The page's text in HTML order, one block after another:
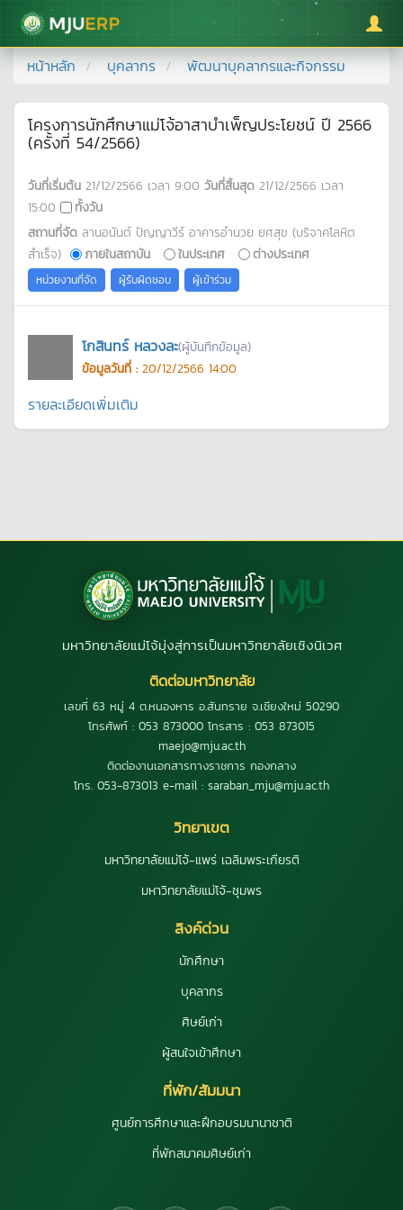
มหาวิทยาลัยแม่โจ้
หน้าหลัก บุคลากร พัฒนาบุคลากรและกิจกรรม
โครงการนักศึกษาแม่โจ้อาสาบำเพ็ญประโยชน์ ปี 2566
(ครั้งที่ 54/2566)
วันที่เริ่มต้น 21/12/2566 เวลา 9:00 วันที่สิ้นสุด 21/12/2566 เวลา
15:00
ทั้งวัน
สถานที่จัด ลานอนันต์ ปัญญาวีร์ อาคารอำนวย ยศสุข (บริจาคโลหิต
สำเร็จ)
ภายในสถาบัน ในประเทศ ต่างประเทศ
หน่วยงานที่จัด ผู้รับผิดชอบ ผู้เข้าร่วม
โกสินทร์ หลวงละ(ผู้บันทึกข้อมูล)
ข้อมูลวันที่ : 20/12/2566 14:00
รายละเอียดเพิ่มเติม
มหาวิทยาลัยแม่โจ้มุ่งสู่การเป็นมหาวิทยาลัยเชิงนิเวศ
ติดต่อมหาวิทยาลัย
เลขที่ 63 หมู่ 4 ต.หนองหาร อ.สันทราย จ.เชียงใหม่ 50290
โทรศัพท์ : 053 873000 โทรสาร : 053 873015
maejo@mju.ac.th
ติดต่องานเอกสารทางราชการ กองกลาง
โทร. 053-873013 e-mail : saraban_mju@mju.ac.th
วิทยาเขต
มหาวิทยาลัยแม่โจ้-แพร่ เฉลิมพระเกียรติ
มหาวิทยาลัยแม่โจ้-ชุมพร
ลิงค์ด่วน
นักศึกษา
บุคลากร
ศิษย์เก่า
ผู้สนใจเข้าศึกษา
ที่พัก/สัมมนา
ศูนย์การศึกษาและฝึกอบรมนานาชาติ
ที่พักสมาคมศิษย์เก่า